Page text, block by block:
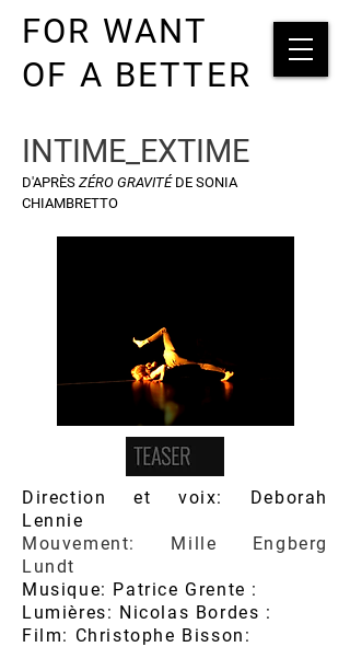
FOR WANT
OF A BETTER
INTIME_EXTIME
D'APRÈS ZÉRO GRAVITÉDE SONIA
CHIAMBRETTO
Direction et voix: Deborah
Lennie
Mouvement: Mille Engberg
Lundt
Musique: Patrice Grente :
Lumières: Nicolas Bordes :
Film: Christophe Bisson: